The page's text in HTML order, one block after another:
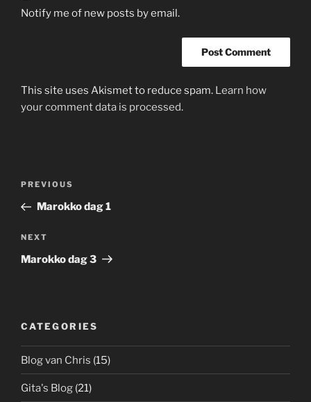
Notify me of new posts by email.
This site uses Akismet to reduce spam. Learn how
your comment data is processed.
Previous
Post
PREVIOUS
Marokko dag 1
Next
Post
NEXT
Marokko dag 3
CATEGORIES
Blog van Chris (15)
Gita's Blog (21)